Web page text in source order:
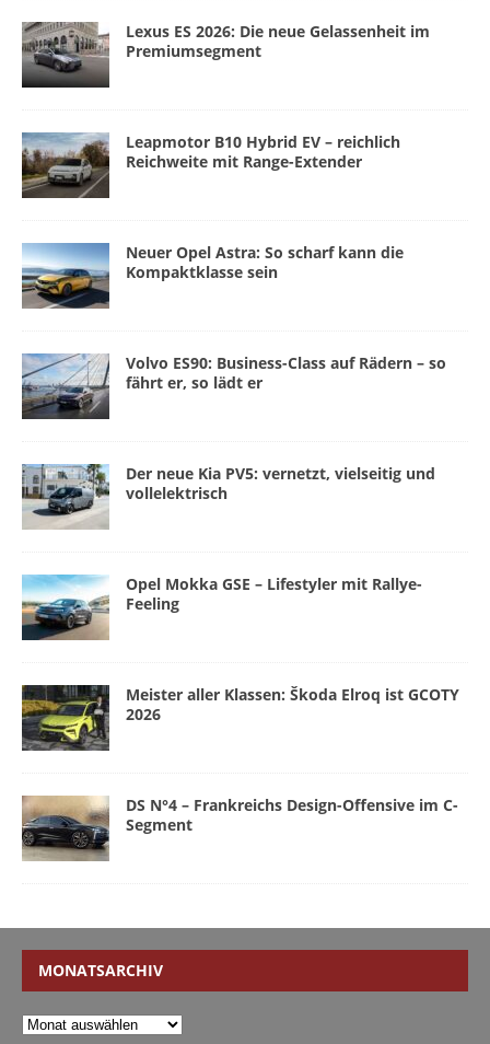
Lexus ES 2026: Die neue Gelassenheit im
Premiumsegment
Leapmotor B10 Hybrid EV – reichlich
Reichweite mit Range-Extender
Neuer Opel Astra: So scharf kann die
Kompaktklasse sein
Volvo ES90: Business-Class auf Rädern – so
fährt er, so lädt er
Der neue Kia PV5: vernetzt, vielseitig und
vollelektrisch
Opel Mokka GSE – Lifestyler mit Rallye-
Feeling
Meister aller Klassen: Škoda Elroq ist GCOTY
2026
DS N°4 – Frankreichs Design-Offensive im C-
Segment
MONATSARCHIV